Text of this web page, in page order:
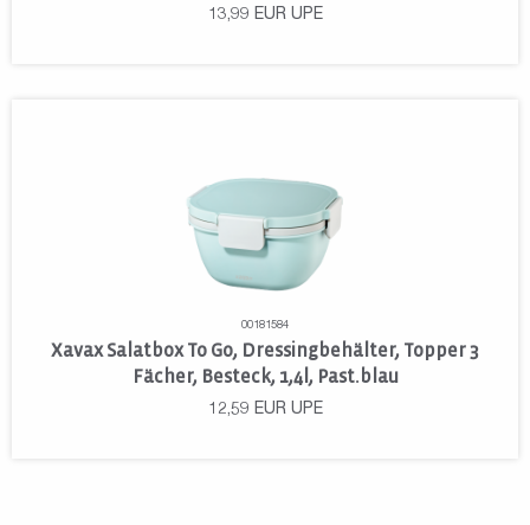
13,99 EUR UPE
00181584
Xavax Salatbox To Go, Dressingbehälter, Topper 3
Fächer, Besteck, 1,4l, Past.blau
12,59 EUR UPE